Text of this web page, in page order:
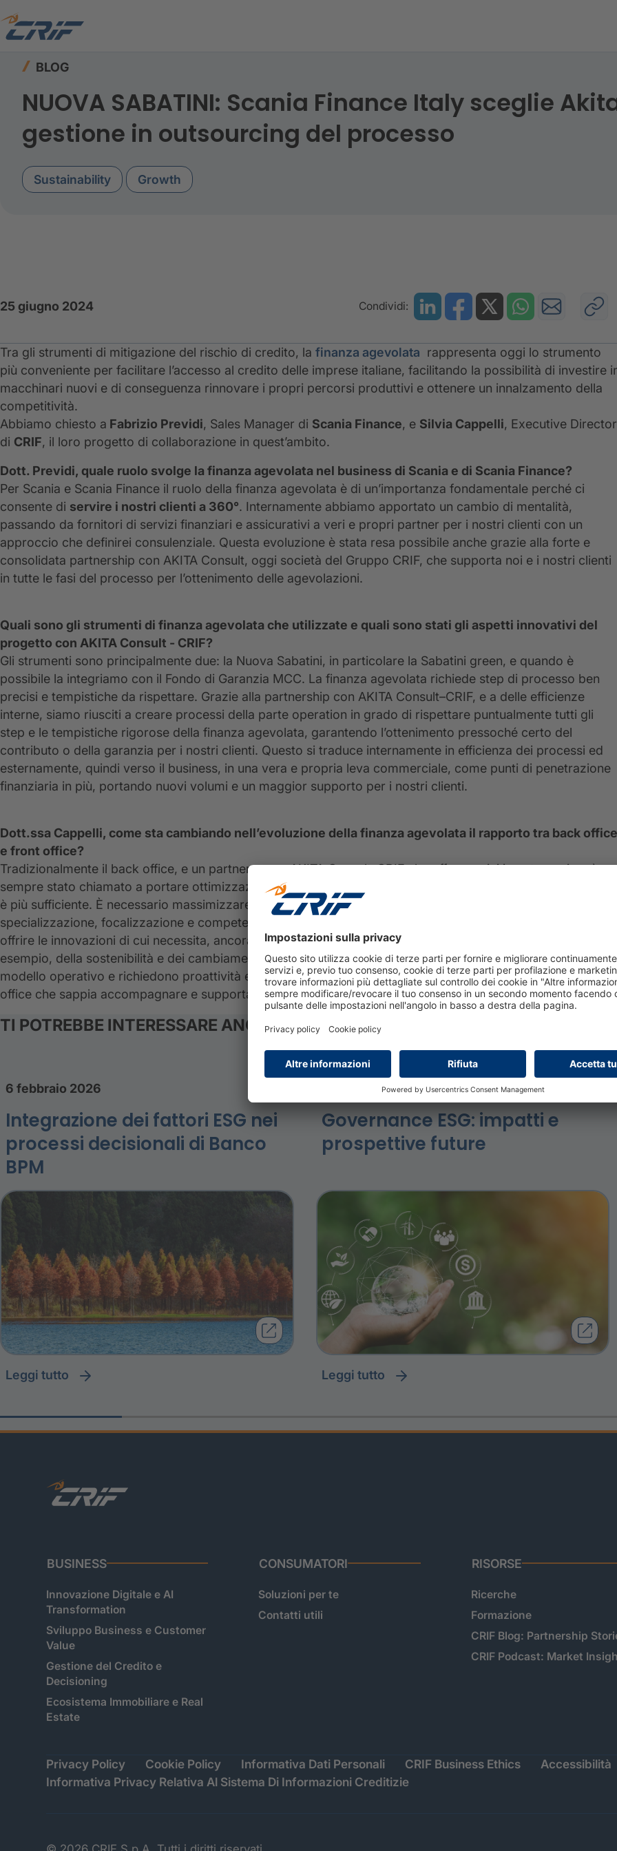
Home
BLOG
NUOVA SABATINI: Scania Finance Italy sceglie
gestione in outsourcing del processo
Sustainability Growth
25 giugno 2024 Condividi:
Tra gli strumenti di mitigazione del rischio di credito, la finanza agevolata rappresenta oggi lo strumento
più conveniente per facilitare l’accesso al credito delle imprese italiane, facilitando la possibilità di investire
macchinari nuovi e di conseguenza rinnovare i propri percorsi produttivi e ottenere un innalzamento della
competitività.
Abbiamo chiesto a Fabrizio Previdi, Sales Manager di Scania Finance, e Silvia Cappelli, Executive Director
di CRIF, il loro progetto di collaborazione in quest’ambito.
Dott. Previdi, quale ruolo svolge la finanza agevolata nel business di Scania e di Scania Finance?
Per Scania e Scania Finance il ruolo della finanza agevolata è di un’importanza fondamentale perché ci
consente di servire i nostri clienti a 360°. Internamente abbiamo apportato un cambio di mentalità,
passando da fornitori di servizi finanziari e assicurativi a veri e propri partner per i nostri clienti con un
approccio che definirei consulenziale. Questa evoluzione è stata resa possibile anche grazie alla forte e
consolidata partnership con AKITA Consult, oggi società del Gruppo CRIF, che supporta noi e i nostri clienti
in tutte le fasi del processo per l’ottenimento delle agevolazioni.
Quali sono gli strumenti di finanza agevolata che utilizzate e quali sono stati gli aspetti innovativi del
progetto con AKITA Consult - CRIF?
Gli strumenti sono principalmente due: la Nuova Sabatini, in particolare la Sabatini green, e quando è
possibile la integriamo con il Fondo di Garanzia MCC. La finanza agevolata richiede step di processo ben
precisi e tempistiche da rispettare. Grazie alla partnership con AKITA Consult–CRIF, e a delle efficienze
interne, siamo riusciti a creare processi della parte operation in grado di rispettare puntualmente tutti gli
step e le tempistiche rigorose della finanza agevolata, garantendo l’ottenimento pressoché certo del
contributo o della garanzia per i nostri clienti. Questo si traduce internamente in efficienza dei processi ed
esternamente, quindi verso il business, in una vera e propria leva commerciale, come punti di penetrazione
finanziaria in più, portando nuovi volumi e un maggior supporto per i nostri clienti.
Dott.ssa Cappelli, come sta cambiando nell’evoluzione della finanza agevolata il rapporto tra back office
e front office?
Tradizionalmente il back office, e un partner come AKITA Consult-CRIF che offre servizi in outsourcing, è
sempre stato chiamato a portare ottimizzazione, efficientamento dei processi e scalabilità. Oggi questo non
è più sufficiente. È necessario massimizzare il business per i nostri clienti, monitorando la normativa con
specializzazione, focalizzazione e competenza. Solo così è possibile anticipare le esigenze del mercato e
offrire le innovazioni di cui necessita, ancora prima che la normativa e i processi cambino. È il caso, ad
esempio, della sostenibilità e dei cambiamenti connessi con i temi ESG, che di fatto stanno rivoluzionando il
modello operativo e richiedono proattività e tempestività nel monitoraggio della normativa, con un back-
office che sappia accompagnare e supportare le esigenze di business dei clienti.
TI POTREBBE INTERESSARE ANCHE
6 febbraio 2026
Integrazione dei fattori ESG nei
processi decisionali di Banco
BPM
leggi tutto
2 febbraio 2026
Governance ESG: impatti e
prospettive future
leggi tutto
BUSINESS
Innovazione Digitale e AI
Transformation
Sviluppo Business e Customer
Value
Gestione del Credito e
Decisioning
Ecosistema Immobiliare e Real
Estate
CONSUMATORI
Soluzioni per te
Contatti utili
RISORSE
Ricerche
Formazione
CRIF Blog: Partnership
CRIF Podcast: Market
Privacy Policy Cookie Policy Informativa Dati Personali CRIF Business Ethics
Accessibilità
Informativa Privacy Relativa Al Sistema Di Informazioni Creditizie